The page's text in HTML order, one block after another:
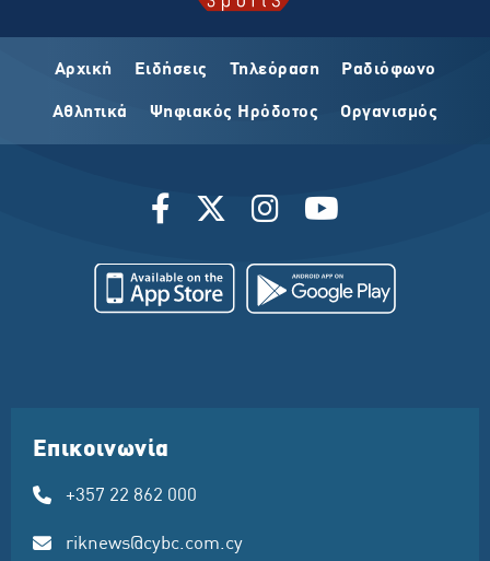
Αρχική Ειδήσεις Τηλεόραση Ραδιόφωνο
Αθλητικά Ψηφιακός Ηρόδοτος Οργανισμός
Επικοινωνία
+357 22 862 000
riknews@cybc.com.cy